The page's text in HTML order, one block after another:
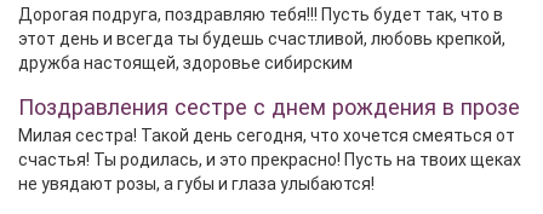
Дорогая подруга, поздравляю тебя!!! Пусть будет так, что в
этот день и всегда ты будешь счастливой, любовь крепкой,
дружба настоящей, здоровье сибирским
Поздравления сестре с днем рождения в прозе
Милая сестра! Такой день сегодня, что хочется смеяться от
счастья! Ты родилась, и это прекрасно! Пусть на твоих щеках
не увядают розы, а губы и глаза улыбаются!